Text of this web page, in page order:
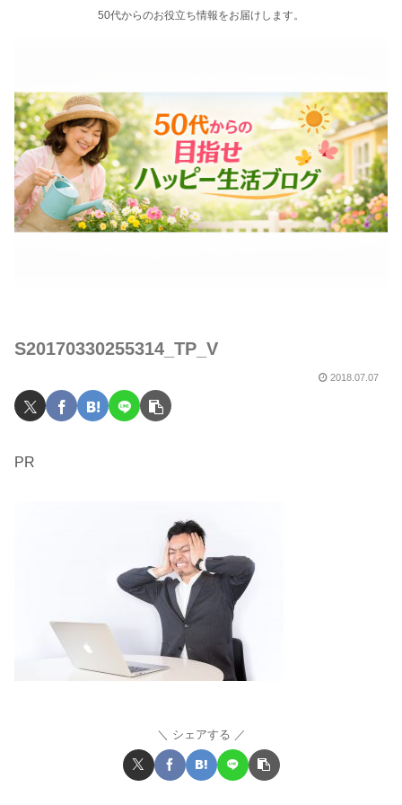
50代からのお役立ち情報をお届けします。
S20170330255314_TP_V
2018.07.07
PR
シェアする